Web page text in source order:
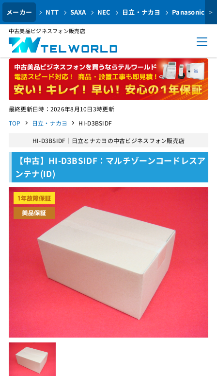
メーカー NTT SAXA NEC 日立・ナカヨ Panasonic >
中古美品ビジネスフォン販売店
最終更新日時：2026年8月10日3時更新
TOP
日立・ナカヨ HI-D3BSIDF
HI-D3BSIDF｜日立とナカヨの中古ビジネスフォン販売店
【中古】HI-D3BSIDF：マルチゾーンコードレスア
ンテナ(ID)